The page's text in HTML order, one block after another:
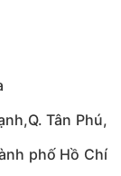
Tân Phú,
phố Hồ Chí